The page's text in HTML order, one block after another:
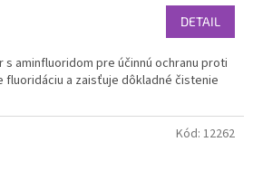
DETAIL
s aminfluoridom pre účinnú ochranu proti
fluoridáciu a zaisťuje dôkladné čistenie
Kód: 12262